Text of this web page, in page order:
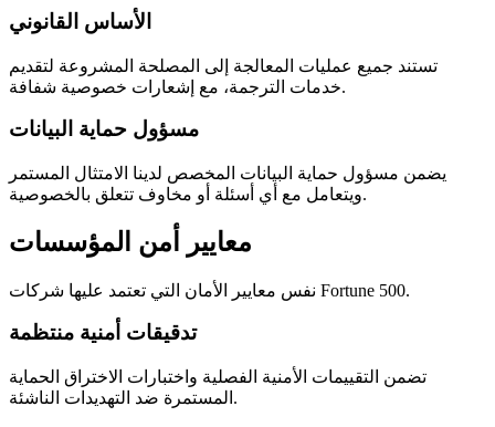
الأساس القانوني
تستند جميع عمليات المعالجة إلى المصلحة المشروعة لتقديم
خدمات الترجمة، مع إشعارات خصوصية شفافة.
مسؤول حماية البيانات
يضمن مسؤول حماية البيانات المخصص لدينا الامتثال المستمر
ويتعامل مع أي أسئلة أو مخاوف تتعلق بالخصوصية.
معايير أمن المؤسسات
نفس معايير الأمان التي تعتمد عليها شركات Fortune 500.
تدقيقات أمنية منتظمة
تضمن التقييمات الأمنية الفصلية واختبارات الاختراق الحماية
المستمرة ضد التهديدات الناشئة.